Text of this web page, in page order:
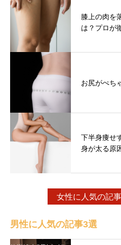
膝上の肉を
は？プロが
お尻がぺち
下半身痩せ
身が太る原
女性に人気の記
男性に人気の記事3選